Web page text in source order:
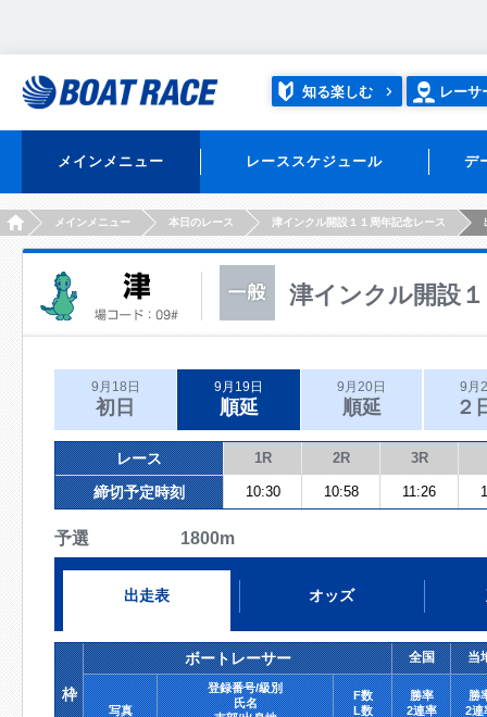
知る楽しむ レーサ
メインメニュー レーススケジュール デ
HOMEメインメニュー 本日のレース 津インクル開設１１周年記念レース
津インクル開設
9月18日
初日
9月19日
順延
9月20日
順延
9月
２
レース 1R 2R 3R
締切予定時刻 10:30 10:58 11:26
予選 1800m
出走表 オッズ
枠
ボートレーサー 全国 当
写真
登録番号/級別
氏名
F数
L数
勝率
2連率
勝
2連